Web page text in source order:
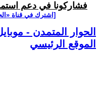
فشاركونا في دعم
[اشترك في قناة
الحوار المتمدن -
الموقع الرئيسي